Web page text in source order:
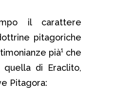
il carattere
pitagoriche
pià¹ che
di Eraclito,
Pitagora: